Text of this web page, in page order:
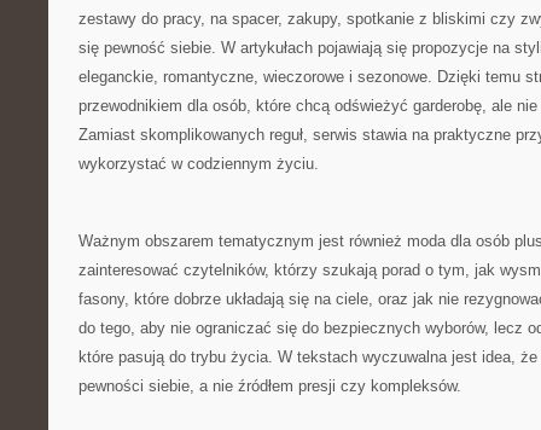
zestawy do pracy, na spacer, zakupy, spotkanie z bliskimi czy
się pewność siebie. W artykułach pojawiają się propozycje na
eleganckie, romantyczne, wieczorowe i sezonowe. Dzięki temu
przewodnikiem dla osób, które chcą odświeżyć garderobę, ale
Zamiast skomplikowanych reguł, serwis stawia na praktyczne
wykorzystać w codziennym życiu.
Ważnym obszarem tematycznym jest również moda dla osób
zainteresować czytelników, którzy szukają porad o tym, jak
fasony, które dobrze układają się na ciele, oraz jak nie
do tego, aby nie ograniczać się do bezpiecznych wyborów, lecz
które pasują do trybu życia. W tekstach wyczuwalna jest idea, że
pewności siebie, a nie źródłem presji czy kompleksów.